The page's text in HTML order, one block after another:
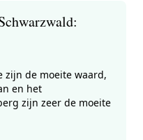
zijn de moeite waard,
en het
zijn zeer de moeite